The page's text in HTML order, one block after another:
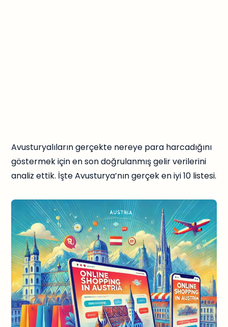
Avusturyalıların gerçekte nereye para harcadığını
göstermek için en son doğrulanmış gelir verilerini
analiz ettik. İşte Avusturya’nın gerçek en iyi 10 listesi.